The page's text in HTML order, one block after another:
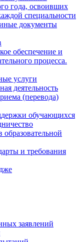
года, освоивших
специальности
документы
обеспечение и
процесса.
услуги
деятельность
(перевода)
обучающихся
и требования
заявлений